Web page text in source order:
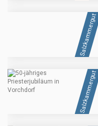
Salzkammergut
Salzkammergut